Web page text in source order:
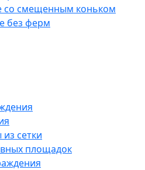
со смещенным коньком
без ферм
сетки
площадок